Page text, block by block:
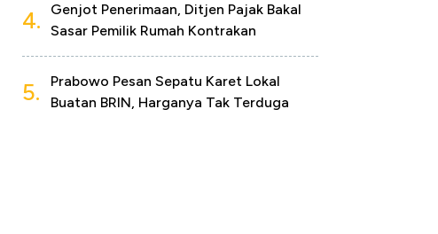
4.
Genjot Penerimaan, Ditjen Pajak Bakal
Sasar Pemilik Rumah Kontrakan
5.
Prabowo Pesan Sepatu Karet Lokal
Buatan BRIN, Harganya Tak Terduga